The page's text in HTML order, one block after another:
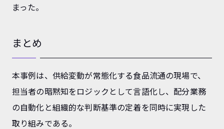
まった。
まとめ
本事例は、供給変動が常態化する食品流通の現場で、
担当者の暗黙知をロジックとして言語化し、配分業務
の自動化と組織的な判断基準の定着を同時に実現した
取り組みである。